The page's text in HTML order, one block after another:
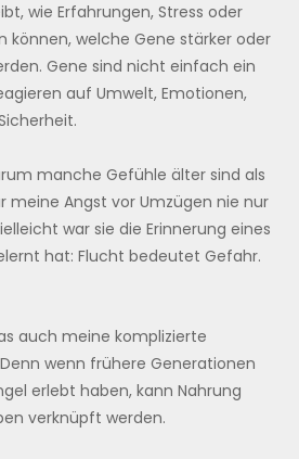
wie Erfahrungen, Stress oder
können, welche Gene stärker oder
Gene sind nicht einfach ein
auf Umwelt, Emotionen,
manche Gefühle älter sind als
meine Angst vor Umzügen nie nur
war sie die Erinnerung eines
hat: Flucht bedeutet Gefahr.
auch meine komplizierte
wenn frühere Generationen
erlebt haben, kann Nahrung
verknüpft werden.